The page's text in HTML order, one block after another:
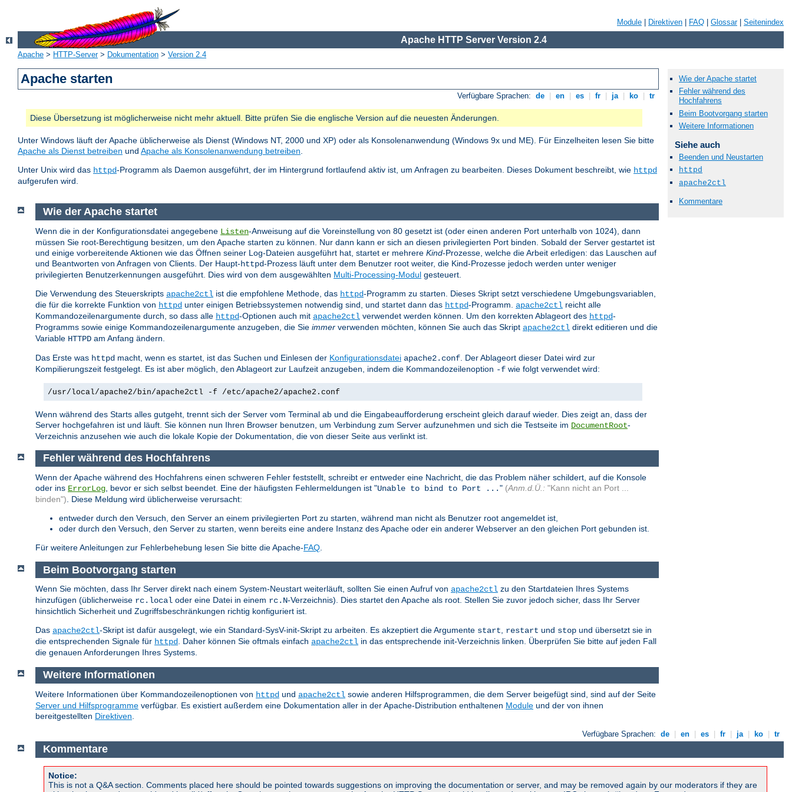
Module Direktiven FAQ Glossar| Seitenindex
Apache HTTP Server Version 2.4
Apache > HTTP-Server> Dokumentation > Version 2.4
Apache starten
Verfügbare Sprachen: de en es fr ja ko tr
Diese Übersetzung ist möglicherweise nicht mehr aktuell. Bitte prüfen Sie die englische Version auf die neuesten Änderungen.
Unter Windows läuft der Apache üblicherweise als Dienst (Windows NT, 2000 und XP) oder als Konsolenanwendung (Windows 9x und ME). Für Einzelheiten lesen Sie bitte
Apache als Dienst betreiben und Apache als Konsolenanwendung betreiben.
Unter Unix wird das httpd-Programm als Daemon ausgeführt, der im Hintergrund fortlaufend aktiv ist, um Anfragen zu bearbeiten. Dieses Dokument beschreibt, wie httpd
aufgerufen wird.
Wie der Apache startet
Fehler während des
Hochfahrens
Beim Bootvorgang starten
Weitere Informationen
Siehe auch
Beenden und Neustarten
httpd
apache2ctl
Kommentare
Wie der Apache startet
Wenn die in der Konfigurationsdatei angegebene Listen-Anweisung auf die Voreinstellung von 80 gesetzt ist (oder einen anderen Port unterhalb von 1024), dann
müssen Sie root-Berechtigung besitzen, um den Apache starten zu können. Nur dann kann er sich an diesen privilegierten Port binden. Sobald der Server gestartet ist
und einige vorbereitende Aktionen wie das Öffnen seiner Log-Dateien ausgeführt hat, startet er mehrere Kind-Prozesse, welche die Arbeit erledigen: das Lauschen auf
und Beantworten von Anfragen von Clients. Der Haupt-httpd-Prozess läuft unter dem Benutzer root weiter, die Kind-Prozesse jedoch werden unter weniger
privilegierten Benutzerkennungen ausgeführt. Dies wird von dem ausgewählten Multi-Processing-Modul gesteuert.
Die Verwendung des Steuerskripts apache2ctl ist die empfohlene Methode, das httpd-Programm zu starten. Dieses Skript setzt verschiedene Umgebungsvariablen,
die für die korrekte Funktion von httpd unter einigen Betriebssystemen notwendig sind, und startet dann das httpd-Programm. apache2ctl reicht alle
Kommandozeilenargumente durch, so dass alle httpd-Optionen auch mit apache2ctl verwendet werden können. Um den korrekten Ablageort des httpd-
Programms sowie einige Kommandozeilenargumente anzugeben, die Sie immer verwenden möchten, können Sie auch das Skript apache2ctl direkt editieren und die
Variable HTTPD am Anfang ändern.
Das Erste was httpd macht, wenn es startet, ist das Suchen und Einlesen der Konfigurationsdatei apache2.conf . Der Ablageort dieser Datei wird zur
Kompilierungszeit festgelegt. Es ist aber möglich, den Ablageort zur Laufzeit anzugeben, indem die Kommandozeilenoption -f wie folgt verwendet wird:
/usr/local/apache2/bin/apache2ctl -f /etc/apache2/apache2.conf
Wenn während des Starts alles gutgeht, trennt sich der Server vom Terminal ab und die Eingabeaufforderung erscheint gleich darauf wieder. Dies zeigt an, dass der
Server hochgefahren ist und läuft. Sie können nun Ihren Browser benutzen, um Verbindung zum Server aufzunehmen und sich die Testseite im DocumentRoot-
Verzeichnis anzusehen wie auch die lokale Kopie der Dokumentation, die von dieser Seite aus verlinkt ist.
Fehler während des Hochfahrens
Wenn der Apache während des Hochfahrens einen schweren Fehler feststellt, schreibt er entweder eine Nachricht, die das Problem näher schildert, auf die Konsole
oder ins ErrorLog , bevor er sich selbst beendet. Eine der häufigsten Fehlermeldungen ist "Unable to bind to Port ..." (Anm.d.Ü.: "Kann nicht an Port ...
binden") . Diese Meldung wird üblicherweise verursacht:
entweder durch den Versuch, den Server an einem privilegierten Port zu starten, während man nicht als Benutzer root angemeldet ist,
oder durch den Versuch, den Server zu starten, wenn bereits eine andere Instanz des Apache oder ein anderer Webserver an den gleichen Port gebunden ist.
Für weitere Anleitungen zur Fehlerbehebung lesen Sie bitte die Apache-FAQ
Beim Bootvorgang starten
Wenn Sie möchten, dass Ihr Server direkt nach einem System-Neustart weiterläuft, sollten Sie einen Aufruf von apache2ctl zu den Startdateien Ihres Systems
hinzufügen (üblicherweise rc.local oder eine Datei in einem rc.N-Verzeichnis). Dies startet den Apache als root. Stellen Sie zuvor jedoch sicher, dass Ihr Server
hinsichtlich Sicherheit und Zugriffsbeschränkungen richtig konfiguriert ist.
Das apache2ctl-Skript ist dafür ausgelegt, wie ein Standard-SysV-init-Skript zu arbeiten. Es akzeptiert die Argumente start, restart und stop und übersetzt sie in
die entsprechenden Signale für httpd. Daher können Sie oftmals einfach apache2ctl in das entsprechende init-Verzeichnis linken. Überprüfen Sie bitte auf jeden Fall
die genauen Anforderungen Ihres Systems.
Weitere Informationen
Weitere Informationen über Kommandozeilenoptionen von httpd und apache2ctl sowie anderen Hilfsprogrammen, die dem Server beigefügt sind, sind auf der Seite
Server und Hilfsprogramme verfügbar. Es existiert außerdem eine Dokumentation aller in der Apache-Distribution enthaltenen Module und der von ihnen
bereitgestellten Direktiven
Verfügbare Sprachen: de en es fr ja ko tr
Kommentare
Notice:
This is not a Q&A section. Comments placed here should be pointed towards suggestions on improving the documentation or server, and may be removed again by our moderators if they are